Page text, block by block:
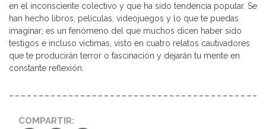
en el inconsciente colectivo y que ha sido tendencia popular. Se
han hecho libros, películas, videojuegos y lo que te puedas
imaginar; es un fenómeno del que muchos dicen haber sido
testigos e incluso víctimas, visto en cuatro relatos cautivadores
que te producirán terror o fascinación y dejarán tu mente en
constante reflexión.
COMPARTIR: